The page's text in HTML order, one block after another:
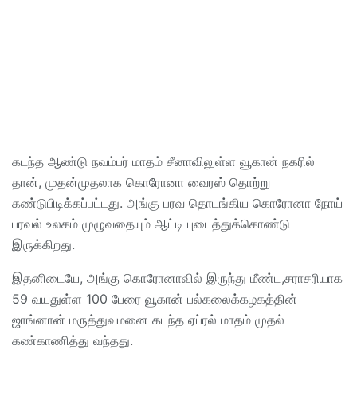
கடந்த ஆண்டு நவம்பர் மாதம் சீனாவிலுள்ள வூகான் நகரில்
தான், முதன்முதலாக கொரோனா வைரஸ் தொற்று
கண்டுபிடிக்கப்பட்டது. அங்கு பரவ தொடங்கிய கொரோனா நோய்
பரவல் உலகம் முழுவதையும் ஆட்டி புடைத்துக்கொண்டு
இருக்கிறது.
இதனிடையே, அங்கு கொரோனாவில் இருந்து மீண்ட,சராசரியாக
59 வயதுள்ள 100 பேரை வூகான் பல்கலைக்கழகத்தின்
ஜாங்னான் மருத்துவமனை கடந்த ஏப்ரல் மாதம் முதல்
கண்காணித்து வந்தது.